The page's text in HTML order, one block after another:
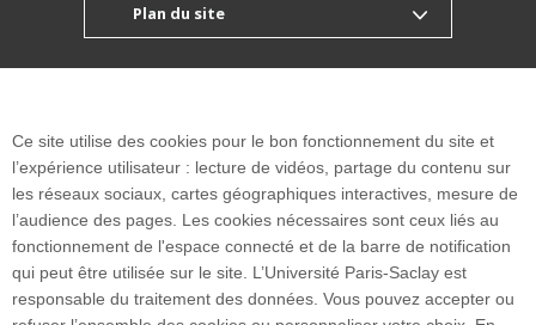
Plan du site
9, avenue de la Division Leclerc
94230 Cachan I FRANCE
Tél. : +33 1 41 24 11 00
Fax : +33 1 41 24 11 99
Ce site utilise des cookies pour le bon fonctionnement du site et
l’expérience utilisateur : lecture de vidéos, partage du contenu sur
les réseaux sociaux, cartes géographiques interactives, mesure de
l’audience des pages. Les cookies nécessaires sont ceux liés au
fonctionnement de l'espace connecté et de la barre de notification
qui peut être utilisée sur le site. L’Université Paris-Saclay est
responsable du traitement des données. Vous pouvez accepter ou